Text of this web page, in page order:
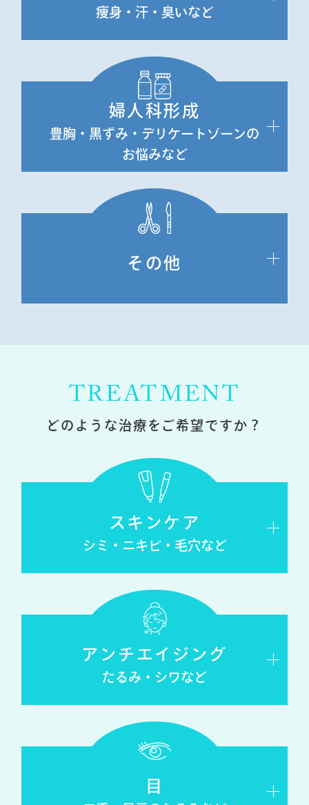
痩身・汗・臭いなど
婦人科形成
豊胸・黒ずみ・デリケートゾーンの
お悩みなど
その他
TREATMENT
どのような治療をご希望ですか？
スキンケア
シミ・ニキビ・毛穴など
アンチエイジング
たるみ・シワなど
目